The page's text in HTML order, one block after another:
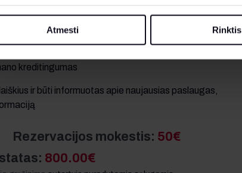
Atmesti Rinktis
užsienį.
susutartyje nurodytomis sąlygomis.
kreditingumas
ir būti informuotas apie naujausias paslaugas,
Rezervacijos mokestis: 50€
800.00€